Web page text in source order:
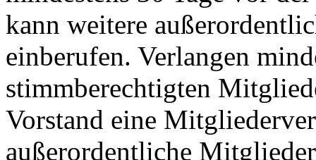
kann weitere
einberufen. Verlangen
stimmberechtigten
Vorstand eine
außerordentliche